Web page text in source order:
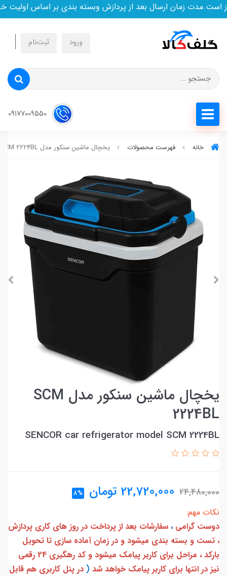
زمان ارسال بعد از پردازش وبسته بندی بر اساس اولیت
ورود ثبت‌نام
خانه فهرست محصولات یخچال ماشین سنکور مدل SCM 2224BL
یخچال ماشین سنکور مدل SCM
2224BL
SENCOR car refrigerator model SCM 2224BL
24,480,000
22,720,000 تومان 8%
نکات مهم:
دوست گرامی ، سفارشات بعد از پرداخت در روز های کاری پردازش
، تست و بسته بندی میشود و در زمان آماده سازی تا تحویل
بارکد ، مراحل برای کاربر پیامک میشود و کد رهگیری 24 رقمی
نیز در انتها برای کاربر پیامک خواهد شد ( در پنل کاربری هم قابل